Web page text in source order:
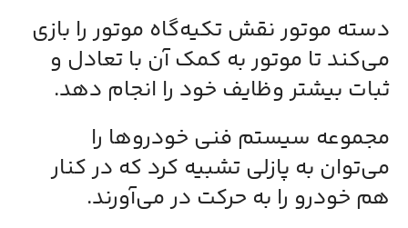
دسته‌ موتور نقش تکیه‌گاه موتور را بازی
می‌کند تا موتور به کمک آن با تعادل و
ثبات بیشتر وظایف خود را انجام دهد.
مجموعه‌ سیستم فنی خودروها را
می‌توان به پازلی تشبیه کرد که در کنار
هم خودرو را به حرکت در می‌آورند.